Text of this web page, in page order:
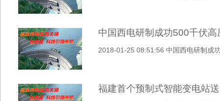
中国西电研制成功500千伏
2018-01-25 08:51:56 中国西电研制成
福建首个预制式智能变电站